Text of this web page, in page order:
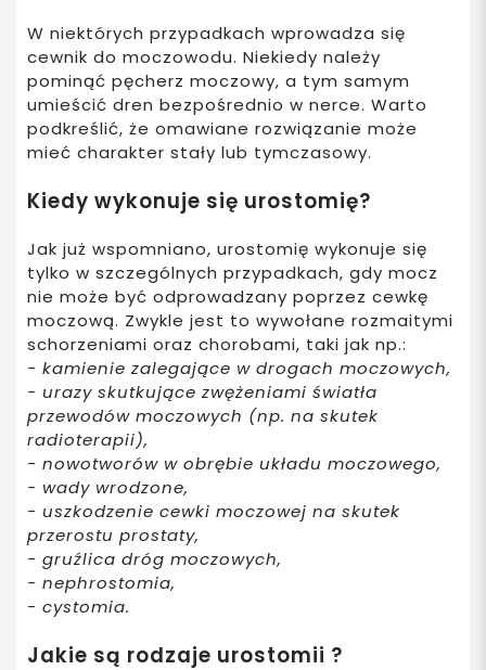
W niektórych przypadkach wprowadza się
cewnik do moczowodu. Niekiedy należy
pominąć pęcherz moczowy, a tym samym
umieścić dren bezpośrednio w nerce. Warto
podkreślić, że omawiane rozwiązanie może
mieć charakter stały lub tymczasowy.
Kiedy wykonuje się urostomię?
Jak już wspomniano, urostomię wykonuje się
tylko w szczególnych przypadkach, gdy mocz
nie może być odprowadzany poprzez cewkę
moczową. Zwykle jest to wywołane rozmaitymi
schorzeniami oraz chorobami, taki jak np.:
- kamienie zalegające w drogach moczowych,
- urazy skutkujące zwężeniami światła
przewodów moczowych (np. na skutek
radioterapii),
- nowotworów w obrębie układu moczowego,
- wady wrodzone,
- uszkodzenie cewki moczowej na skutek
przerostu prostaty,
- gruźlica dróg moczowych,
- nephrostomia,
- cystomia.
Jakie są rodzaje urostomii ?